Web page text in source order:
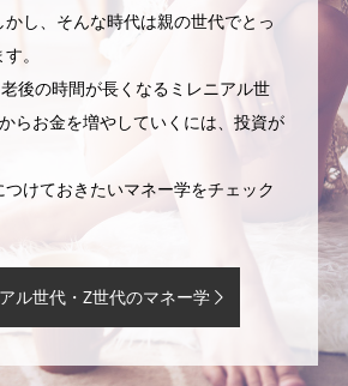
し、そんな時代は親の世代でとっ
。
後の時間が長くなるミレニアル世
らお金を増やしていくには、投資が
けておきたいマネー学をチェック
ル世代・Z世代のマネー学